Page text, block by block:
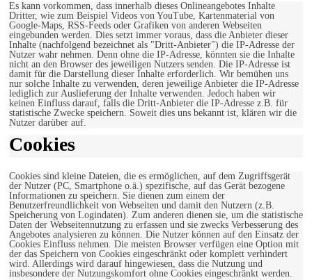
Es kann vorkommen, dass innerhalb dieses Onlineangebotes Inhalte
Dritter, wie zum Beispiel Videos von YouTube, Kartenmaterial von
Google-Maps, RSS-Feeds oder Grafiken von anderen Webseiten
eingebunden werden. Dies setzt immer voraus, dass die Anbieter dieser
Inhalte (nachfolgend bezeichnet als "Dritt-Anbieter") die IP-Adresse der
Nutzer wahr nehmen. Denn ohne die IP-Adresse, könnten sie die Inhalte
nicht an den Browser des jeweiligen Nutzers senden. Die IP-Adresse ist
damit für die Darstellung dieser Inhalte erforderlich. Wir bemühen uns
nur solche Inhalte zu verwenden, deren jeweilige Anbieter die IP-Adresse
lediglich zur Auslieferung der Inhalte verwenden. Jedoch haben wir
keinen Einfluss darauf, falls die Dritt-Anbieter die IP-Adresse z.B. für
statistische Zwecke speichern. Soweit dies uns bekannt ist, klären wir die
Nutzer darüber auf.
Cookies
Cookies sind kleine Dateien, die es ermöglichen, auf dem Zugriffsgerät
der Nutzer (PC, Smartphone o.ä.) spezifische, auf das Gerät bezogene
Informationen zu speichern. Sie dienen zum einem der
Benutzerfreundlichkeit von Webseiten und damit den Nutzern (z.B.
Speicherung von Logindaten). Zum anderen dienen sie, um die statistische
Daten der Webseitennutzung zu erfassen und sie zwecks Verbesserung des
Angebotes analysieren zu können. Die Nutzer können auf den Einsatz der
Cookies Einfluss nehmen. Die meisten Browser verfügen eine Option mit
der das Speichern von Cookies eingeschränkt oder komplett verhindert
wird. Allerdings wird darauf hingewiesen, dass die Nutzung und
insbesondere der Nutzungskomfort ohne Cookies eingeschränkt werden.